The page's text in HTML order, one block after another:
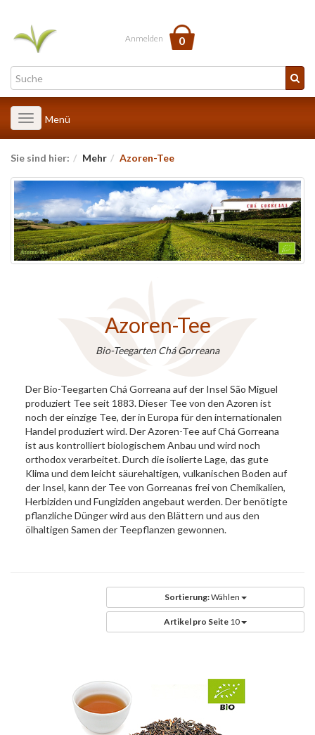
Anmelden 0
Toggle
navigation
Menü
Sie sind hier: Mehr Azoren-Tee
Azoren-Tee
Bio-Teegarten Chá Gorreana
Der Bio-Teegarten Chá Gorreana auf der Insel São Miguel
produziert Tee seit 1883. Dieser Tee von den Azoren ist
noch der einzige Tee, der in Europa für den internationalen
Handel produziert wird. Der Azoren-Tee auf Chá Gorreana
ist aus kontrolliert biologischem Anbau und wird noch
orthodox verarbeitet. Durch die isolierte Lage, das gute
Klima und dem leicht säurehaltigen, vulkanischen Boden auf
der Insel, kann der Tee von Gorreanas frei von Chemikalien,
Herbiziden und Fungiziden angebaut werden. Der benötigte
pflanzliche Dünger wird aus den Blättern und aus den
ölhaltigen Samen der Teepflanzen gewonnen.
Sortierung:Wählen
Artikel pro Seite 10